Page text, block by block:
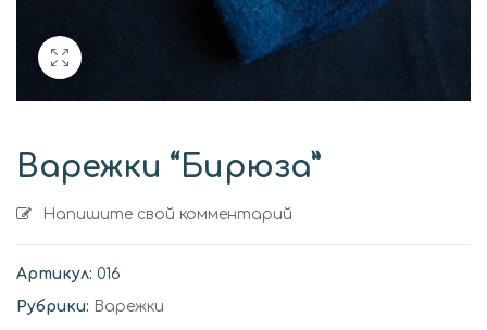
Варежки “Бирюза”
Напишите свой комментарий
Артикул: 016
Рубрики: Варежки